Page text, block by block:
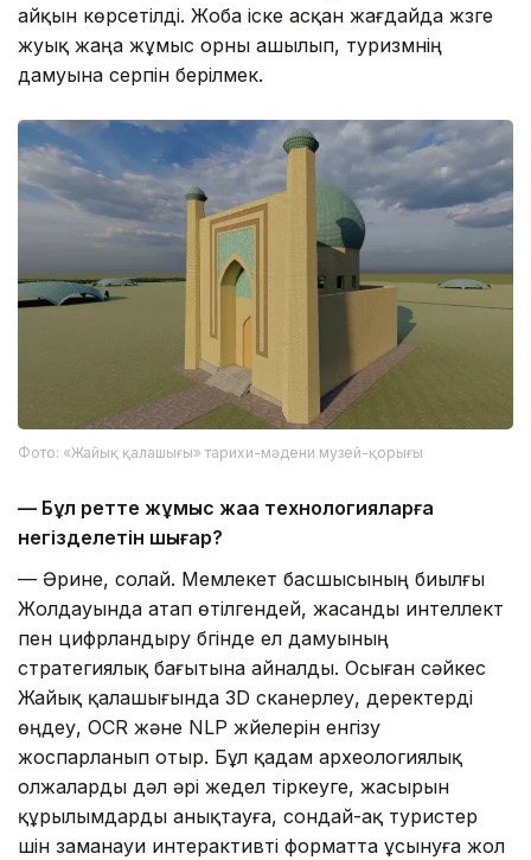
айқын көрсетілді. Жоба іске асқан жағдайда жүзге
жуық жаңа жұмыс орны ашылып, туризмнің
дамуына серпін берілмек.
Фото: «Жайық қалашығы» тарихи-мәдени музей-қорығы
— Бұл ретте жұмыс жаңа технологияларға
негізделетін шығар?
— Әрине, солай. Мемлекет басшысының биылғы
Жолдауында атап өтілгендей, жасанды интеллект
пен цифрландыру бүгінде ел дамуының
стратегиялық бағытына айналды. Осыған сәйкес
Жайық қалашығында 3D сканерлеу, деректерді
өңдеу, OCR және NLP жүйелерін енгізу
жоспарланып отыр. Бұл қадам археологиялық
олжаларды дәл әрі жедел тіркеуге, жасырын
құрылымдарды анықтауға, сондай-ақ туристер
үшін заманауи интерактивті форматта ұсынуға жол